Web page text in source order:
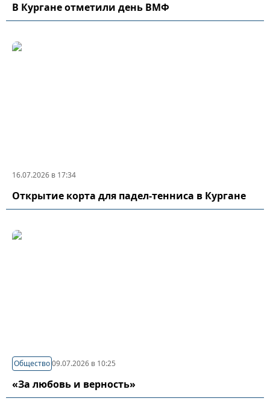
В Кургане отметили день ВМФ
16.07.2026 в 17:34
Открытие корта для падел-тенниса в Кургане
Общество09.07.2026 в 10:25
«За любовь и верность»